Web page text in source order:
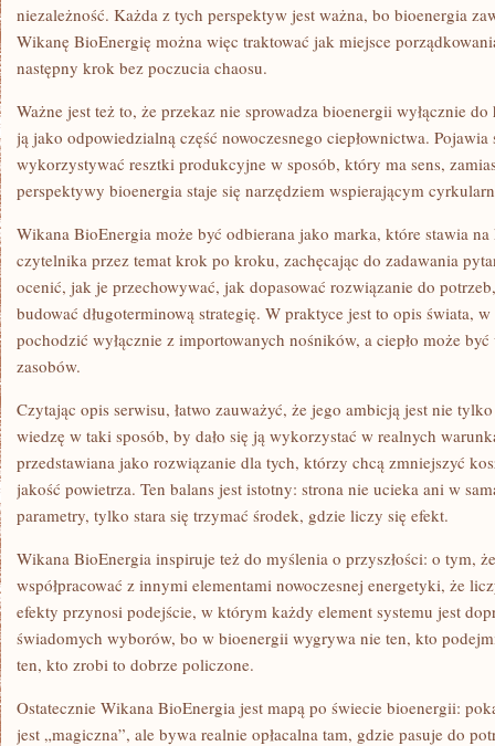
niezależność. Każda z tych perspektyw jest ważna, bo bioenergia
Wikanę BioEnergię można więc traktować jak miejsce
następny krok bez poczucia chaosu.
Ważne jest też to, że przekaz nie sprowadza bioenergii wyłącznie
ją jako odpowiedzialną część nowoczesnego ciepłownictwa.
wykorzystywać resztki produkcyjne w sposób, który ma sens,
perspektywy bioenergia staje się narzędziem wspierającym
Wikana BioEnergia może być odbierana jako marka, które stawia
czytelnika przez temat krok po kroku, zachęcając do zadawania
ocenić, jak je przechowywać, jak dopasować rozwiązanie do
budować długoterminową strategię. W praktyce jest to opis świata,
pochodzić wyłącznie z importowanych nośników, a ciepło może
zasobów.
Czytając opis serwisu, łatwo zauważyć, że jego ambicją jest nie
wiedzę w taki sposób, by dało się ją wykorzystać w realnych
przedstawiana jako rozwiązanie dla tych, którzy chcą zmniejszyć
jakość powietrza. Ten balans jest istotny: strona nie ucieka ani w
parametry, tylko stara się trzymać środek, gdzie liczy się efekt.
Wikana BioEnergia inspiruje też do myślenia o przyszłości: o tym,
współpracować z innymi elementami nowoczesnej energetyki, że
efekty przynosi podejście, w którym każdy element systemu jest
świadomych wyborów, bo w bioenergii wygrywa nie ten, kto
ten, kto zrobi to dobrze policzone.
Ostatecznie Wikana BioEnergia jest mapą po świecie bioenergii:
jest „magiczna”, ale bywa realnie opłacalna tam, gdzie pasuje do